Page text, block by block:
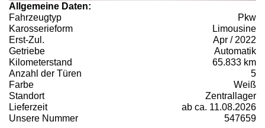
Allgemeine Daten:
Fahrzeugtyp
Pkw
Karosserieform
Limousine
Erst-Zul.
Apr / 2022
Getriebe
Automatik
Kilometerstand
65.833 km
Anzahl der Türen
5
Farbe
Weiß
Standort
Zentrallager
Lieferzeit
ab ca. 11.08.2026
Unsere Nummer
547659